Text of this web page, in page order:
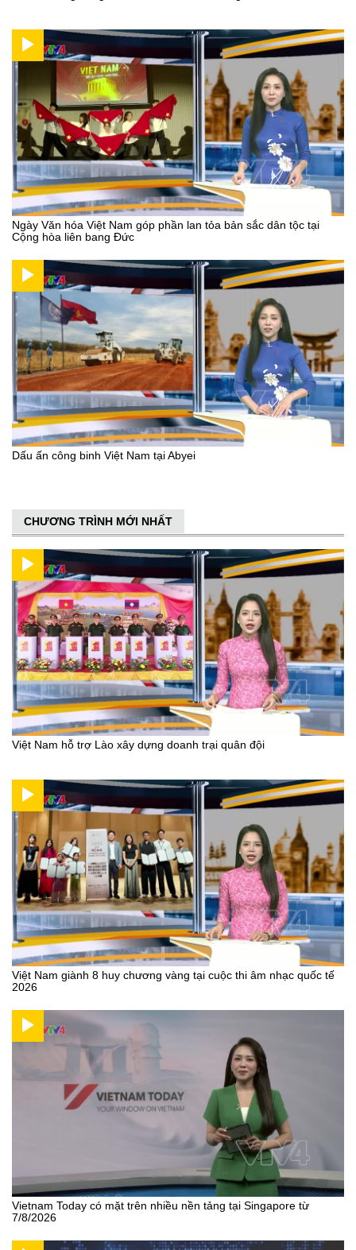
Ngày Văn hóa Việt Nam góp phần lan tỏa bản sắc dân tộc tại
Cộng hòa liên bang Đức
Dấu ấn công binh Việt Nam tại Abyei
CHƯƠNG TRÌNH MỚI NHẤT
Việt Nam hỗ trợ Lào xây dựng doanh trại quân đội
Việt Nam giành 8 huy chương vàng tại cuộc thi âm nhạc quốc tế
2026
Vietnam Today có mặt trên nhiều nền tảng tại Singapore từ
7/8/2026